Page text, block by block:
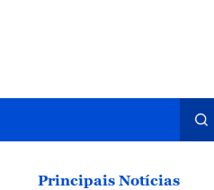
Principais Notícias